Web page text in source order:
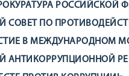
РОССИЙСКОЙ
СОВЕТ ПО
В МЕЖДУНАРОДНОМ
АНТИКОРРУПЦИОННОЙ